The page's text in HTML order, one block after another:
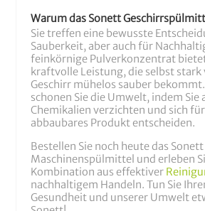
Warum das Sonett
Sie treffen eine bewusste
Sauberkeit, aber auch für
feinkörnige Pulverkonzentrat
kraftvolle Leistung, die selbst
Geschirr mühelos sauber
schonen Sie die Umwelt, indem Sie
Chemikalien verzichten und sich
abbaubares Produkt entscheiden.
Bestellen Sie noch heute das Sonett
Maschinenspülmittel und erleben
Kombination aus effektiver
nachhaltigem Handeln. Tun Sie
Gesundheit und unserer Umwelt